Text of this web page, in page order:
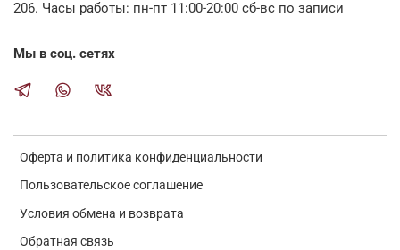
Оферта и политика конфиденциальности
Пользовательское соглашение
Условия обмена и возврата
Обратная связь
206. Часы работы: пн-пт 11:00-20:00 сб-вс по записи
Мы в соц. сетях